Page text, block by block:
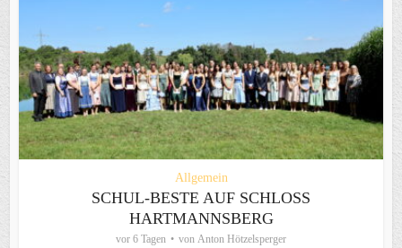
Allgemein
SCHUL-BESTE AUF SCHLOSS
HARTMANNSBERG
vor 6 Tagen von Anton Hötzelsperger